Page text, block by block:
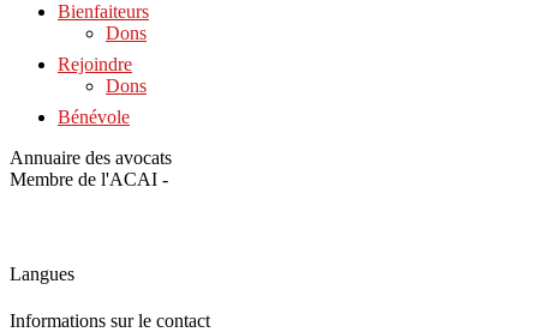
Bienfaiteurs
Dons
Rejoindre
Dons
Bénévole
Annuaire des avocats
Membre de l'ACAI -
Langues
Informations sur le contact